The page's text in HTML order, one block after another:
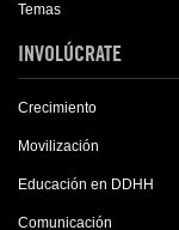
Temas
INVOLÚCRATE
Crecimiento
Movilización
Educación en DDHH
Comunicación